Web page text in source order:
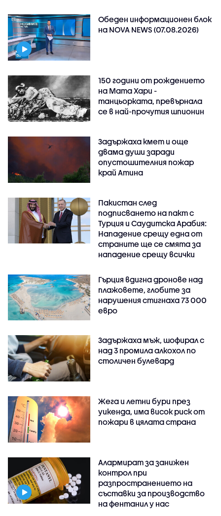
Обеден информационен блок
на NOVA NEWS (07.08.2026)
150 години от рождението
на Мата Хари -
танцьорката, превърнала
се в най-прочутия шпионин
Задържаха кмет и още
двама души заради
опустошителния пожар
край Атина
Пакистан след
подписването на пакт с
Турция и Саудитска Арабия:
Нападение срещу една от
страните ще се смята за
нападение срещу всички
Гърция вдигна дронове над
плажовете, глобите за
нарушения стигнаха 73 000
евро
Задържаха мъж, шофирал с
над 3 промила алкохол по
столичен булевард
Жега и летни бури през
уикенда, има висок риск от
пожари в цялата страна
Алармират за занижен
контрол при
разпространението на
съставки за производство
на фентанил у нас